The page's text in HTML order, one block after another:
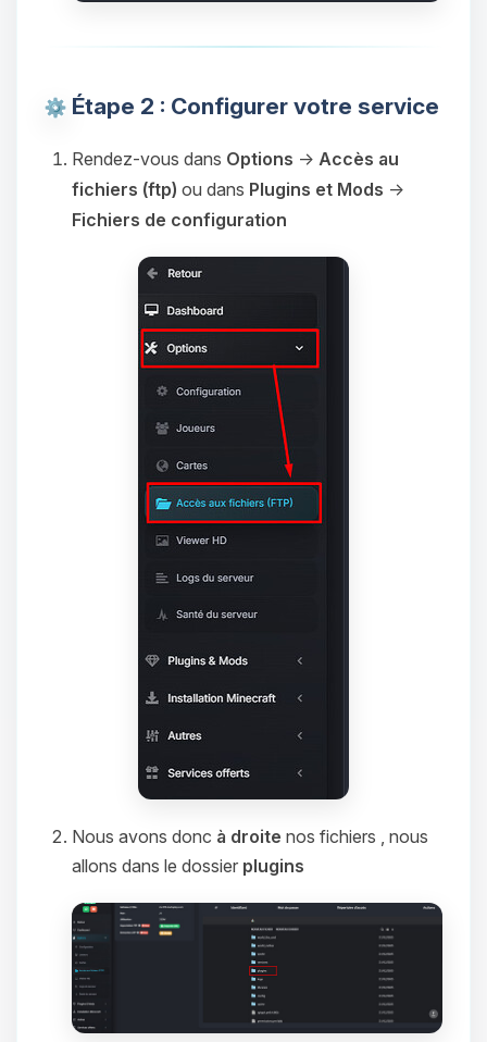
Étape 2 : Configurer votre service
Rendez-vous dans Options → Accès au
fichiers (ftp) ou dans Plugins et Mods →
Fichiers de configuration
Nous avons donc à droite nos fichiers , nous
allons dans le dossier plugins
Youpi, enfin quelqu’un pour me
parler ! Moi c’est Choupy, ton petit
assistant BoxToPlay. Dis-moi ce dont
tu as besoin et je vais remuer mes
petits circuits pour t’aider.
09/08/2026 à 12:57